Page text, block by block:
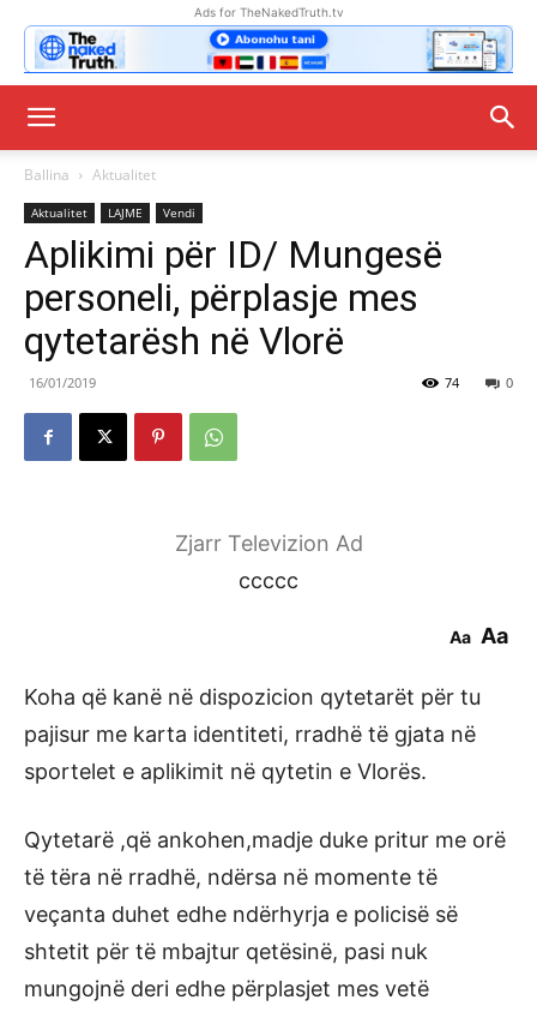
Ads for TheNakedTruth.tv
Ballina Aktualitet
Aktualitet LAJME Vendi
Aplikimi për ID/ Mungesë
personeli, përplasje mes
qytetarësh në Vlorë
16/01/2019 0
74
Zjarr Televizion Ad
ccccc
Aa Aa
Koha që kanë në dispozicion qytetarët për tu
pajisur me karta identiteti, rradhë të gjata në
sportelet e aplikimit në qytetin e Vlorës.
Qytetarë ,që ankohen,madje duke pritur me orë
të tëra në rradhë, ndërsa në momente të
veçanta duhet edhe ndërhyrja e policisë së
shtetit për të mbajtur qetësinë, pasi nuk
mungojnë deri edhe përplasjet mes vetë